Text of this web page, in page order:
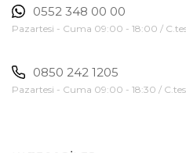
0552 348 00 00
Pazartesi - Cuma 09:00 - 18:00 /
0850 242 1205
Pazartesi - Cuma 09:00 - 18:30 /